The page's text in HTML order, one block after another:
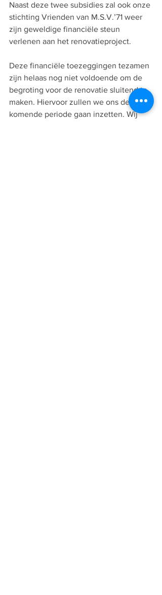
Naast deze twee subsidies zal ook onze
stichting Vrienden van M.S.V.’71 weer
zijn geweldige financiële steun
verlenen aan het renovatieproject.
Deze financiële toezeggingen tezamen
zijn helaas nog niet voldoende om de
begroting voor de renovatie sluitend te
maken. Hiervoor zullen we ons de
komende periode gaan inzetten. Wij